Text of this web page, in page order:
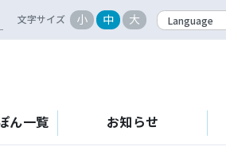
文字サイズ 小 中 大
ん一覧 お知らせ